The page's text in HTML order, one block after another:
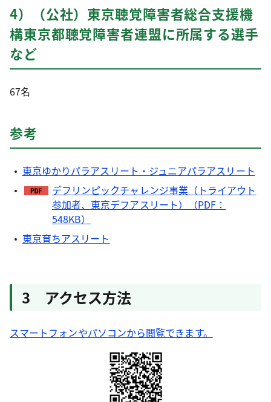
4）（公社）東京聴覚障害者総合支援機
構東京都聴覚障害者連盟に所属する選手
など
67名
参考
東京ゆかりパラアスリート・ジュニアパラアスリート
デフリンピックチャレンジ事業（トライアウト
参加者、東京デフアスリート）（PDF：
548KB）
東京育ちアスリート
3 アクセス方法
スマートフォンやパソコンから閲覧できます。